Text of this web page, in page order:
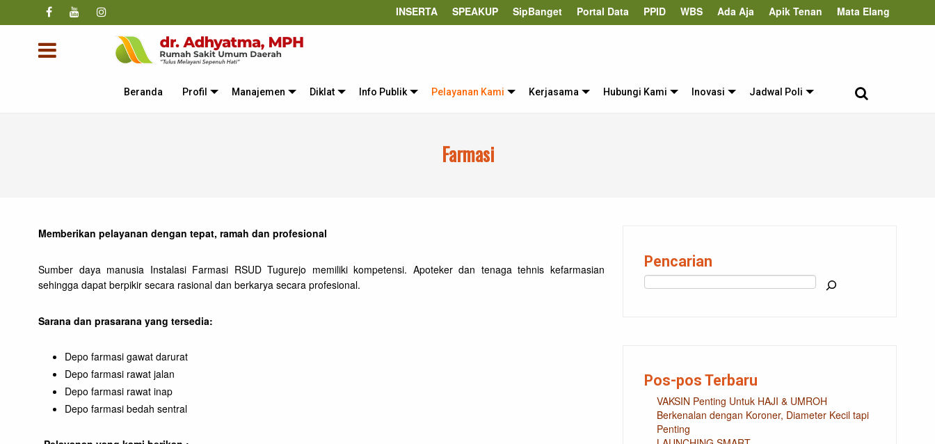
INSERTA SPEAKUP SipBanget Portal Data PPID WBS Ada Aja Apik Tenan Mata Elang
Beranda Profil Manajemen Diklat Info Publik Pelayanan Kami Kerjasama Hubungi Kami Inovasi Jadwal Poli
Farmasi
Memberikan pelayanan dengan tepat, ramah dan profesional
Sumber daya manusia Instalasi Farmasi RSUD Tugurejo memiliki kompetensi. Apoteker dan tenaga tehnis kefarmasian
sehingga dapat berpikir secara rasional dan berkarya secara profesional.
Sarana dan prasarana yang tersedia:
Depo farmasi gawat darurat
Depo farmasi rawat jalan
Depo farmasi rawat inap
Depo farmasi bedah sentral
Pencarian
Pos-pos Terbaru
VAKSIN Penting Untuk HAJI & UMROH
Berkenalan dengan Koroner, Diameter Kecil tapi
Penting